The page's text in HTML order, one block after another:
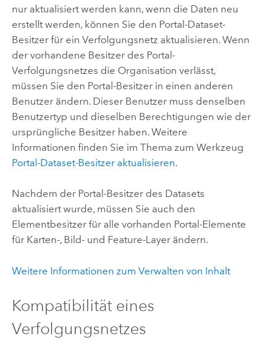
nur aktualisiert werden kann, wenn die Daten neu
erstellt werden, können Sie den Portal-Dataset-
Besitzer für ein Verfolgungsnetz aktualisieren. Wenn
der vorhandene Besitzer des Portal-
Verfolgungsnetzes die Organisation verlässt,
müssen Sie den Portal-Besitzer in einen anderen
Benutzer ändern. Dieser Benutzer muss denselben
Benutzertyp und dieselben Berechtigungen wie der
ursprüngliche Besitzer haben. Weitere
Informationen finden Sie im Thema zum Werkzeug
Portal-Dataset-Besitzer aktualisieren.
Nachdem der Portal-Besitzer des Datasets
aktualisiert wurde, müssen Sie auch den
Elementbesitzer für alle vorhanden Portal-Elemente
für Karten-, Bild- und Feature-Layer ändern.
Weitere Informationen zum Verwalten von Inhalt
Kompatibilität eines
Verfolgungsnetzes